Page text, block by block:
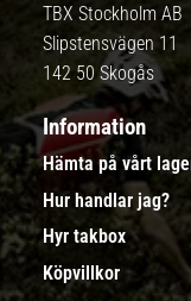
TBX Stockholm AB
Slipstensvägen 11
142 50 Skogås
Information
Hämta på vårt
Hur handlar jag?
Hyr takbox
Köpvillkor